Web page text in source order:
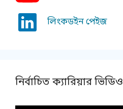
লিংকডইন পেইজ
নির্বাচিত ক্যারিয়ার ভিডিও